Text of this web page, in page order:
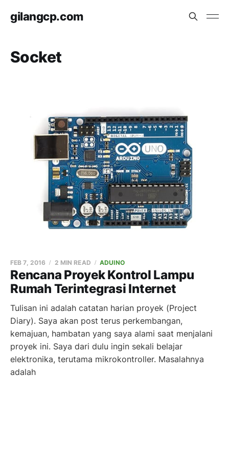
gilangcp.com
Socket
Rencana Proyek Kontrol Lampu
Rumah Terintegrasi Internet
FEB 7, 2016 2 MIN READ ADUINO
Tulisan ini adalah catatan harian proyek (Project
Diary). Saya akan post terus perkembangan,
kemajuan, hambatan yang saya alami saat menjalani
proyek ini. Saya dari dulu ingin sekali belajar
elektronika, terutama mikrokontroller. Masalahnya
adalah